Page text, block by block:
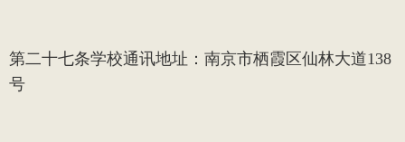
第二十七条学校通讯地址：南京市栖霞区仙林大道138
号